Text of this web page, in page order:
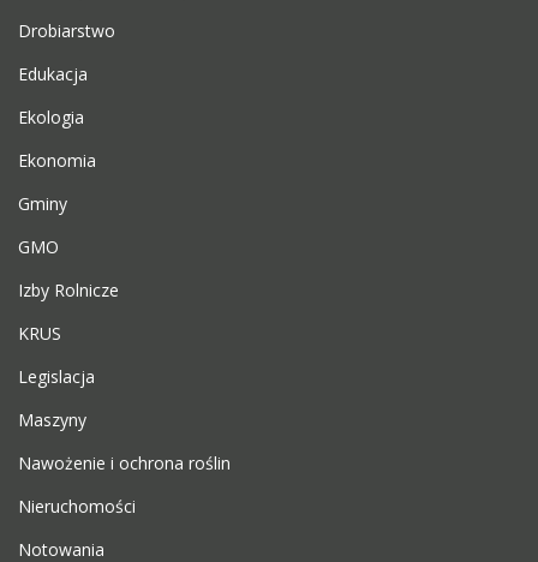
Drobiarstwo
Edukacja
Ekologia
Ekonomia
Gminy
GMO
Izby Rolnicze
KRUS
Legislacja
Maszyny
Nawożenie i ochrona roślin
Nieruchomości
Notowania